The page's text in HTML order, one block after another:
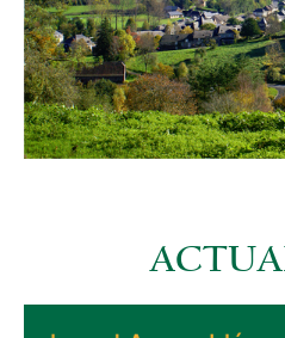
A vendre fond de
d’un Hôtel-bar-
EN SAVOIR PLUS »
Espartignac (19)